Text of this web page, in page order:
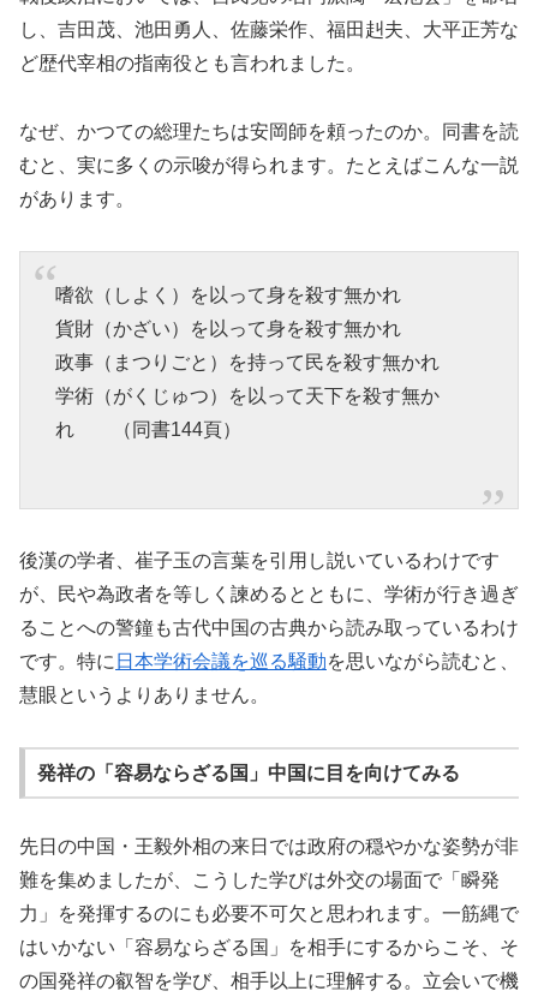
し、吉田茂、池田勇人、佐藤栄作、福田赳夫、大平正芳な
ど歴代宰相の指南役とも言われました。
なぜ、かつての総理たちは安岡師を頼ったのか。同書を読
むと、実に多くの示唆が得られます。たとえばこんな一説
があります。
嗜欲（しよく）を以って身を殺す無かれ
貨財（かざい）を以って身を殺す無かれ
政事（まつりごと）を持って民を殺す無かれ
学術（がくじゅつ）を以って天下を殺す無か
れ （同書144頁）
後漢の学者、崔子玉の言葉を引用し説いているわけです
が、民や為政者を等しく諫めるとともに、学術が行き過ぎ
ることへの警鐘も古代中国の古典から読み取っているわけ
です。特に 日本学術会議を巡る騒動を思いながら読むと、
慧眼というよりありません。
発祥の「容易ならざる国」中国に目を向けてみる
先日の中国・王毅外相の来日では政府の穏やかな姿勢が非
難を集めましたが、こうした学びは外交の場面で「瞬発
力」を発揮するのにも必要不可欠と思われます。一筋縄で
はいかない「容易ならざる国」を相手にするからこそ、そ
の国発祥の叡智を学び、相手以上に理解する。立会いで機